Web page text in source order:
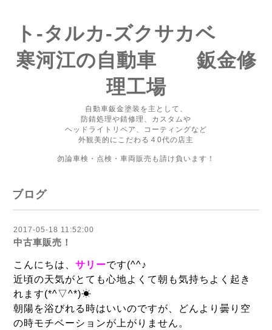
ト-タルカ-ズクサカベ
寒河江の自動車 鈑金修
理工場
自動車鈑金塗装を主として、
防錆処理や錆修理、カスタムや
ヘッドライトリペア、コーティングなど
外観美的にこだわる４0代の店主
勿論車検・点検・車両販売も請け負います！
ブログ
2017-05-18 11:52:00
中古車販売！
こんにちは、 サリーです(^^♪
近頃の天気がとても心地よくて朝も気持ちよく起き
れます(*^▽^*)☀
朝陽を浴びれる時はいいのですが、どんより曇り空
の時モチベーションが上がりません。